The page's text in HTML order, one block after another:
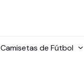
Camisetas de Fútbol